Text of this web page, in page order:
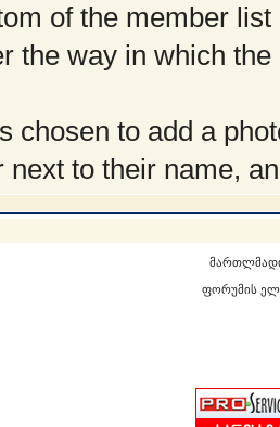
of the member
the way in which
chosen to add a
next to their name,
ფორუმის